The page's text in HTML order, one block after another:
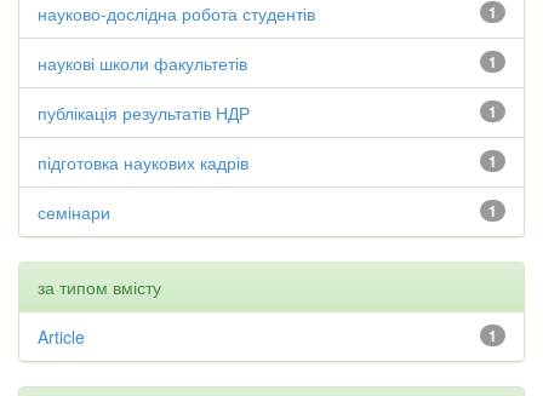
1
науково-дослідна робота студентів
1
наукові школи факультетів
1
публікація результатів НДР
1
підготовка наукових кадрів
1
семінари
за типом вмісту
1
Article